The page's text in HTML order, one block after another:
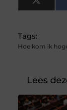
X
Tags:
Hoe kom ik
Lees